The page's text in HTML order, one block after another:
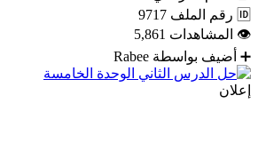
🆔 رقم الملف 9717
👁 المشاهدات 5,861
➕ أضيف بواسطة Rabee
إعلان